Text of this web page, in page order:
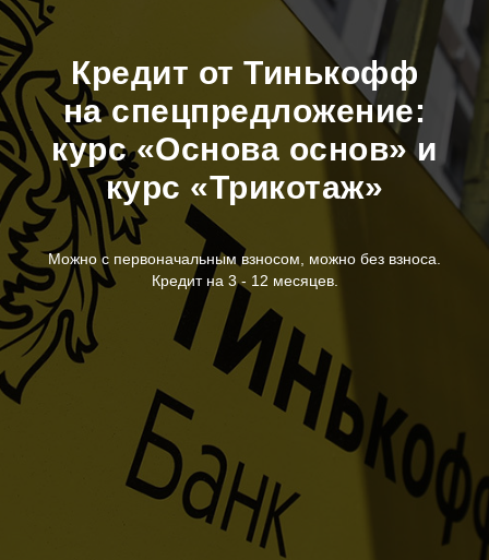
Кредит от Тинькофф
на спецпредложение:
курс «Основа основ» и
курс «Трикотаж»
Можно с первоначальным взносом, можно без взноса.
Кредит на 3 - 12 месяцев.